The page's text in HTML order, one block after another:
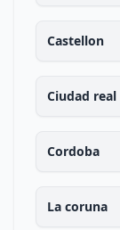
Castellon
Ciudad real
Cordoba
La coruna